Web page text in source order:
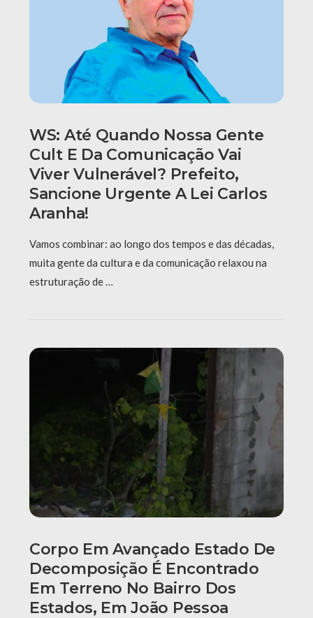
WS: Até Quando Nossa Gente
Cult E Da Comunicação Vai
Viver Vulnerável? Prefeito,
Sancione Urgente A Lei Carlos
Aranha!
Vamos combinar: ao longo dos tempos e das décadas,
muita gente da cultura e da comunicação relaxou na
estruturação de …
Corpo Em Avançado Estado De
Decomposição É Encontrado
Em Terreno No Bairro Dos
Estados, Em João Pessoa